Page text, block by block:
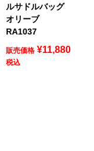
ルサドルバッグ
オリーブ
RA1037
販売価格 ¥11,880
税込